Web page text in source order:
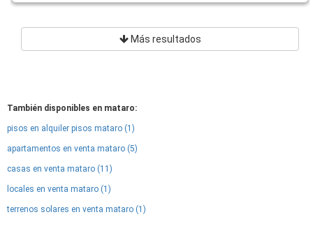
Más resultados
También disponibles en mataro:
pisos en alquiler pisos mataro (1)
apartamentos en venta mataro (5)
casas en venta mataro (11)
locales en venta mataro (1)
terrenos solares en venta mataro (1)